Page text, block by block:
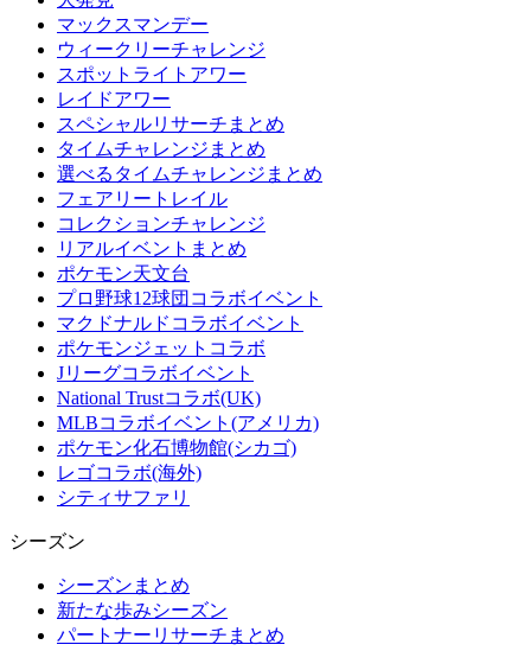
マックスマンデー
ウィークリーチャレンジ
スポットライトアワー
レイドアワー
スペシャルリサーチまとめ
タイムチャレンジまとめ
選べるタイムチャレンジまとめ
フェアリートレイル
コレクションチャレンジ
リアルイベントまとめ
ポケモン天文台
プロ野球12球団コラボイベント
マクドナルドコラボイベント
ポケモンジェットコラボ
Jリーグコラボイベント
National Trustコラボ(UK)
MLBコラボイベント(アメリカ)
ポケモン化石博物館(シカゴ)
レゴコラボ(海外)
シティサファリ
シーズン
シーズンまとめ
新たな歩みシーズン
パートナーリサーチまとめ